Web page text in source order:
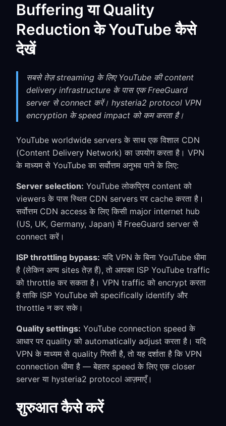
Buffering या Quality
Reduction के YouTube कैसे
देखें
सबसे तेज़ streaming के लिए YouTube की content
delivery infrastructure के पास एक FreeGuard
server से connect करें। hysteria2 protocol VPN
encryption के speed impact को कम करता है।
YouTube worldwide servers के साथ एक विशाल CDN
(Content Delivery Network) का उपयोग करता है। VPN
के माध्यम से YouTube का सर्वोत्तम अनुभव पाने के लिए:
Server selection: YouTube लोकप्रिय content को
viewers के पास स्थित CDN servers पर cache करता है।
सर्वोत्तम CDN access के लिए किसी major internet hub
(US, UK, Germany, Japan) में FreeGuard server से
connect करें।
ISP throttling bypass: यदि VPN के बिना YouTube धीमा
है (लेकिन अन्य sites तेज़ हैं), तो आपका ISP YouTube traffic
को throttle कर सकता है। VPN traffic को encrypt करता
है ताकि ISP YouTube को specifically identify और
throttle न कर सके।
Quality settings: YouTube connection speed के
आधार पर quality को automatically adjust करता है। यदि
VPN के माध्यम से quality गिरती है, तो यह दर्शाता है कि VPN
connection धीमा है — बेहतर speed के लिए एक closer
server या hysteria2 protocol आज़माएँ।
शुरुआत कैसे करें